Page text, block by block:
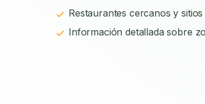
Restaurantes cercanos y
Información detallada sobre